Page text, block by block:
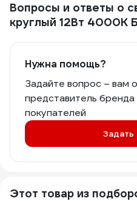
Вопросы и ответы о
круглый 12Вт 4000К
Нужна помощь?
Задайте вопрос – вам
представитель бренда
покупателей
Задать
Этот товар из